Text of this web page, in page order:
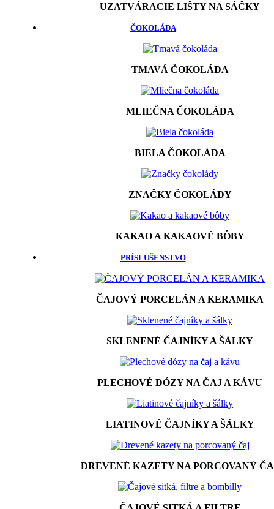
UZATVÁRACIE LIŠTY NA SÁČKY
ČOKOLÁDA
TMAVÁ ČOKOLÁDA
MLIEČNA ČOKOLÁDA
BIELA ČOKOLÁDA
ZNAČKY ČOKOLÁDY
KAKAO A KAKAOVÉ BÔBY
PRÍSLUŠENSTVO
ČAJOVÝ PORCELÁN A KERAMIKA
SKLENENÉ ČAJNÍKY A ŠÁLKY
PLECHOVÉ DÓZY NA ČAJ A KÁVU
LIATINOVÉ ČAJNÍKY A ŠÁLKY
DREVENÉ KAZETY NA PORCOVANÝ